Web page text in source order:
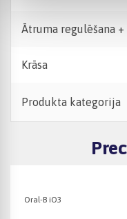
Ātruma regulēšana +
Krāsa
Produkta kategorija
Oral-B iO3